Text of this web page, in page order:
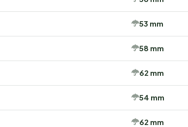
53 mm
58 mm
62 mm
54 mm
62 mm